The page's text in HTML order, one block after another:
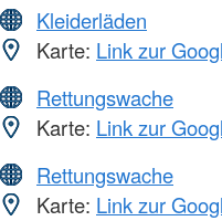
Kleiderläden
Karte: Link zur
Rettungswache
Karte: Link zur
Rettungswache
Karte: Link zur